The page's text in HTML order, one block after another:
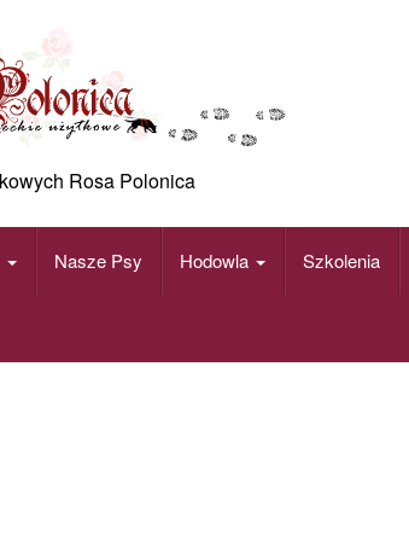
Rosa Polonica
Nasze Psy Hodowla Szkolenia